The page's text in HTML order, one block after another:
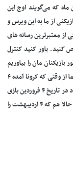
که می‌گویند اوج این
از ما به این ویرس و
از معتبرترین رسانه های
کنید. باور کنید کنترل
مان را بیاوریم
و چطور تمرین دهیم. بیایید تکلیف ما را مشخص کنید. ما از وقتی‌ که کرونا آمده ۴
بار تاریخ بازی هایمان تغییر پیدا کرده است. ابتدا قرار بود در تاریخ ۴ فروردین بازی
کنیم سپس به ۱۹ فروردین موکول شد و بعد از آن به ۲۶ و حالا هم که ۴ اردیبهشت را